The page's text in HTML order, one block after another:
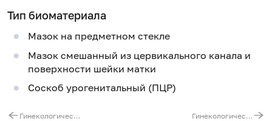
Тип биоматериала
Мазок на предметном стекле
Мазок смешанный из цервикального канала и
поверхности шейки матки
Соскоб урогенитальный (ПЦР)
Гинекологический минимальный Гинекологический максимальный (до 45 лет)